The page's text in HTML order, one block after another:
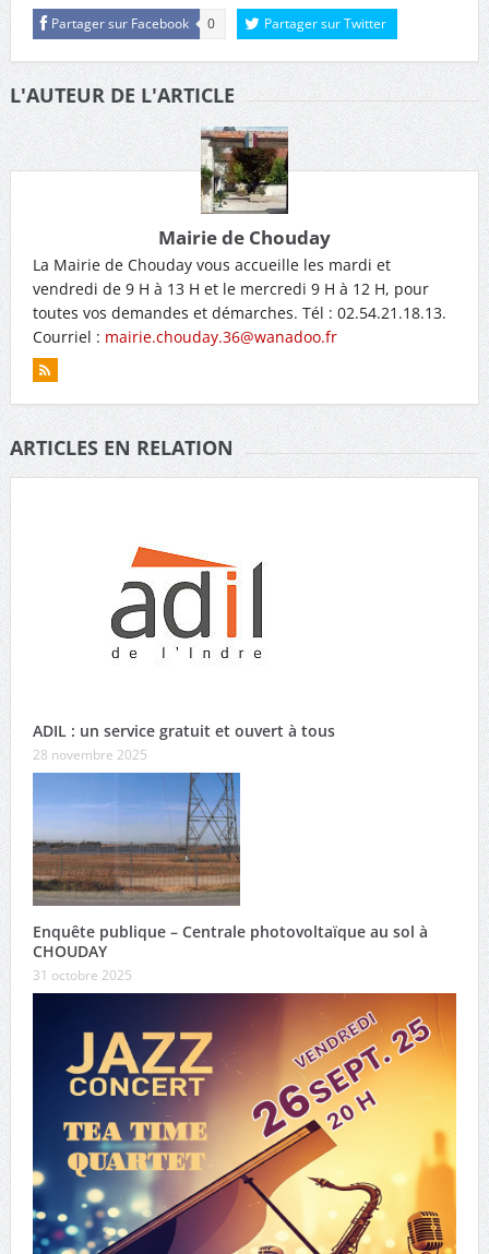
Partager sur Facebook 0 Partager sur Twitter
L'AUTEUR DE L'ARTICLE
Mairie de Chouday
La Mairie de Chouday vous accueille les mardi et
vendredi de 9 H à 13 H et le mercredi 9 H à 12 H, pour
toutes vos demandes et démarches. Tél : 02.54.21.18.13.
Courriel : mairie.chouday.36@wanadoo.fr
ARTICLES EN RELATION
ADIL : un service gratuit et ouvert à tous
28 novembre 2025
Enquête publique – Centrale photovoltaïque au sol à
CHOUDAY
31 octobre 2025